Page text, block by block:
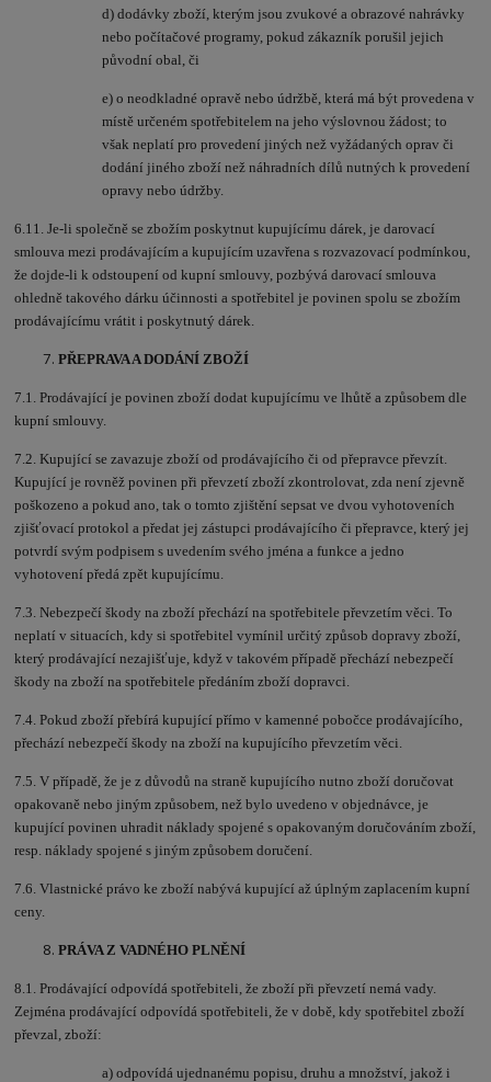
d) dodávky zboží, kterým jsou zvukové a obrazové nahrávky
nebo počítačové programy, pokud zákazník porušil jejich
původní obal, či
e)o neodkladné opravě nebo údržbě, která má být provedena v
místě určeném spotřebitelem na jeho výslovnou žádost; to
však neplatí pro provedení jiných než vyžádaných oprav či
dodání jiného zboží než náhradních dílů nutných k provedení
opravy nebo údržby.
6.11. Je-li společně se zbožím poskytnut kupujícímu dárek, je darovací
smlouva mezi prodávajícím a kupujícím uzavřena s rozvazovací podmínkou,
že dojde-li k odstoupení od kupní smlouvy, pozbývá darovací smlouva
ohledně takového dárku účinnosti a spotřebitel je povinen spolu se zbožím
prodávajícímu vrátit i poskytnutý dárek.
PŘEPRAVA A DODÁNÍ ZBOŽÍ
7.1. Prodávající je povinen zboží dodat kupujícímu ve lhůtě a způsobem dle
kupní smlouvy.
7.2. Kupující se zavazuje zboží od prodávajícího či od přepravce převzít.
Kupující je rovněž povinen při převzetí zboží zkontrolovat, zda není zjevně
poškozeno a pokud ano, tak o tomto zjištění sepsat ve dvou vyhotoveních
zjišťovací protokol a předat jej zástupci prodávajícího či přepravce, který jej
potvrdí svým podpisem s uvedením svého jména a funkce a jedno
vyhotovení předá zpět kupujícímu.
7.3. Nebezpečí škody na zboží přechází na spotřebitele převzetím věci. To
neplatí v situacích, kdy si spotřebitel vymínil určitý způsob dopravy zboží,
který prodávající nezajišťuje, když v takovém případě přechází nebezpečí
škody na zboží na spotřebitele předáním zboží dopravci.
7.4. Pokud zboží přebírá kupující přímo v kamenné pobočce prodávajícího,
přechází nebezpečí škody na zboží na kupujícího převzetím věci.
7.5. V případě, že je z důvodů na straně kupujícího nutno zboží doručovat
opakovaně nebo jiným způsobem, než bylo uvedeno v objednávce, je
kupující povinen uhradit náklady spojené s opakovaným doručováním zboží,
resp. náklady spojené s jiným způsobem doručení.
7.6. Vlastnické právo ke zboží nabývá kupující až úplným zaplacením kupní
ceny.
PRÁVA Z VADNÉHO PLNĚNÍ
8.1. Prodávající odpovídá spotřebiteli, že zboží při převzetí nemá vady.
Zejména prodávající odpovídá spotřebiteli, že v době, kdy spotřebitel zboží
převzal, zboží:
a) odpovídá ujednanému popisu, druhu a množství, jakož i